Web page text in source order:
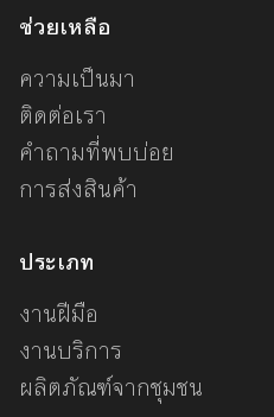
ช่วยเหลือ
ความเป็นมา
ติดต่อเรา
คำถามที่พบบ่อย
การส่งสินค้า
ประเภท
งานฝีมือ
งานบริการ
ผลิตภัณฑ์จากชุมชน